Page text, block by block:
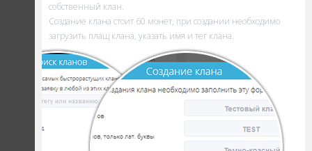
собственный клан.
Создание клана стоит 60 монет, при создании необходимо
загрузить плащ клана, указать имя и тег клана.